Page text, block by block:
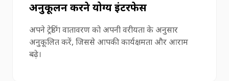
अनुकूलन करने योग्य इंटरफेस
अपने ट्रेडिंग वातावरण को अपनी वरीयता के अनुसार
अनुकूलित करें, जिससे आपकी कार्यक्षमता और आराम
बढ़े।